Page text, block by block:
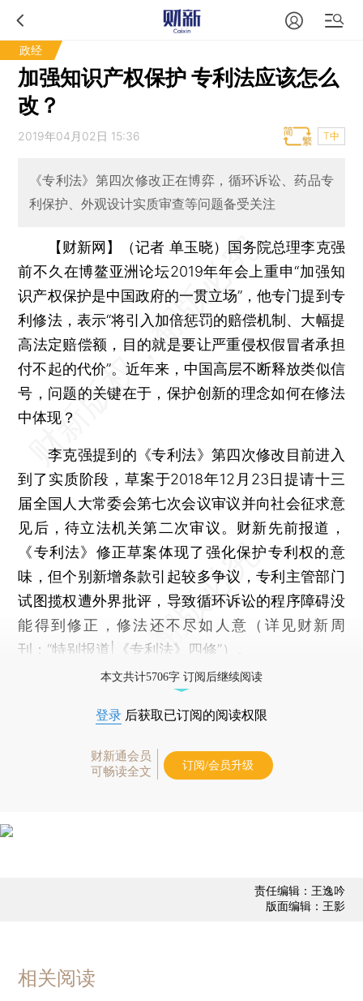
政经
加强知识产权保护 专利法应该怎么
改？
2019年04月02日 15:36 T中
《专利法》第四次修改正在博弈，循环诉讼、药品专
利保护、外观设计实质审查等问题备受关注
【财新网】（记者 单玉晓） 国务院总理李克强
前不久在博鳌亚洲论坛2019年年会上重申“加强知
识产权保护是中国政府的一贯立场”，他专门提到专
利修法，表示“将引入加倍惩罚的赔偿机制、大幅提
高法定赔偿额，目的就是要让严重侵权假冒者承担
付不起的代价”。近年来，中国高层不断释放类似信
号，问题的关键在于，保护创新的理念如何在修法
中体现？
李克强提到的《专利法》第四次修改目前进入
到了实质阶段，草案于2018年12月23日提请十三
届全国人大常委会第七次会议审议并向社会征求意
见后，待立法机关第二次审议。财新先前报道，
《专利法》修正草案体现了强化保护专利权的意
味，但个别新增条款引起较多争议，专利主管部门
试图揽权遭外界批评，导致循环诉讼的程序障碍没
能得到修正，修法还不尽如人意（详见财新周
刊：“特别报道|《专利法》四修”）。
本文共计5706字 订阅后继续阅读
登录 后获取已订阅的阅读权限
财新通会员
可畅读全文
订阅/会员升级
责任编辑：王逸吟
版面编辑：王影
相关阅读